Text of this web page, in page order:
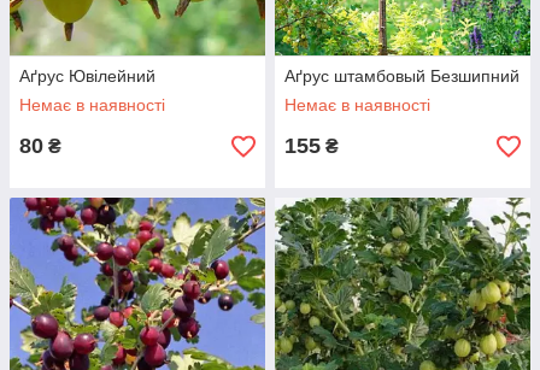
Аґрус Ювілейний
Немає в наявності
80 ₴
Аґрус штамбовый Безшипний
Немає в наявності
155 ₴